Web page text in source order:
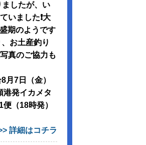
ましたが、い
いました❗️大
期のようです
お土産釣り
真のご協力も
月7日（金）
発イカメタ
（18時発）
詳細はコチラ